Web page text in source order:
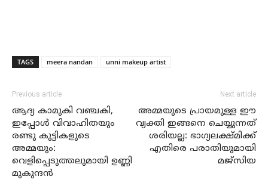
TAGS meera nandan unni makeup artist
Previous article
ആദ്യ കാമുകി വഞ്ചകി,
ഇപ്പോൾ വിവാഹിതയും
രണ്ടു കുട്ടികളുടെ
അമ്മയും:
വെളിപ്പെടുത്തലുമായി ഉണ്ണി
മുകുന്ദൻ
Next article
അമ്മയുടെ പ്രായമുള്ള ഈ
വ്യക്തി ഇങ്ങനെ ചെയ്യുന്നത്
ശരിയല്ല: ഭാഗ്യലക്ഷ്മിക്ക്
എതിരെ പരാതിയുമായി
മജ്‌സിയ